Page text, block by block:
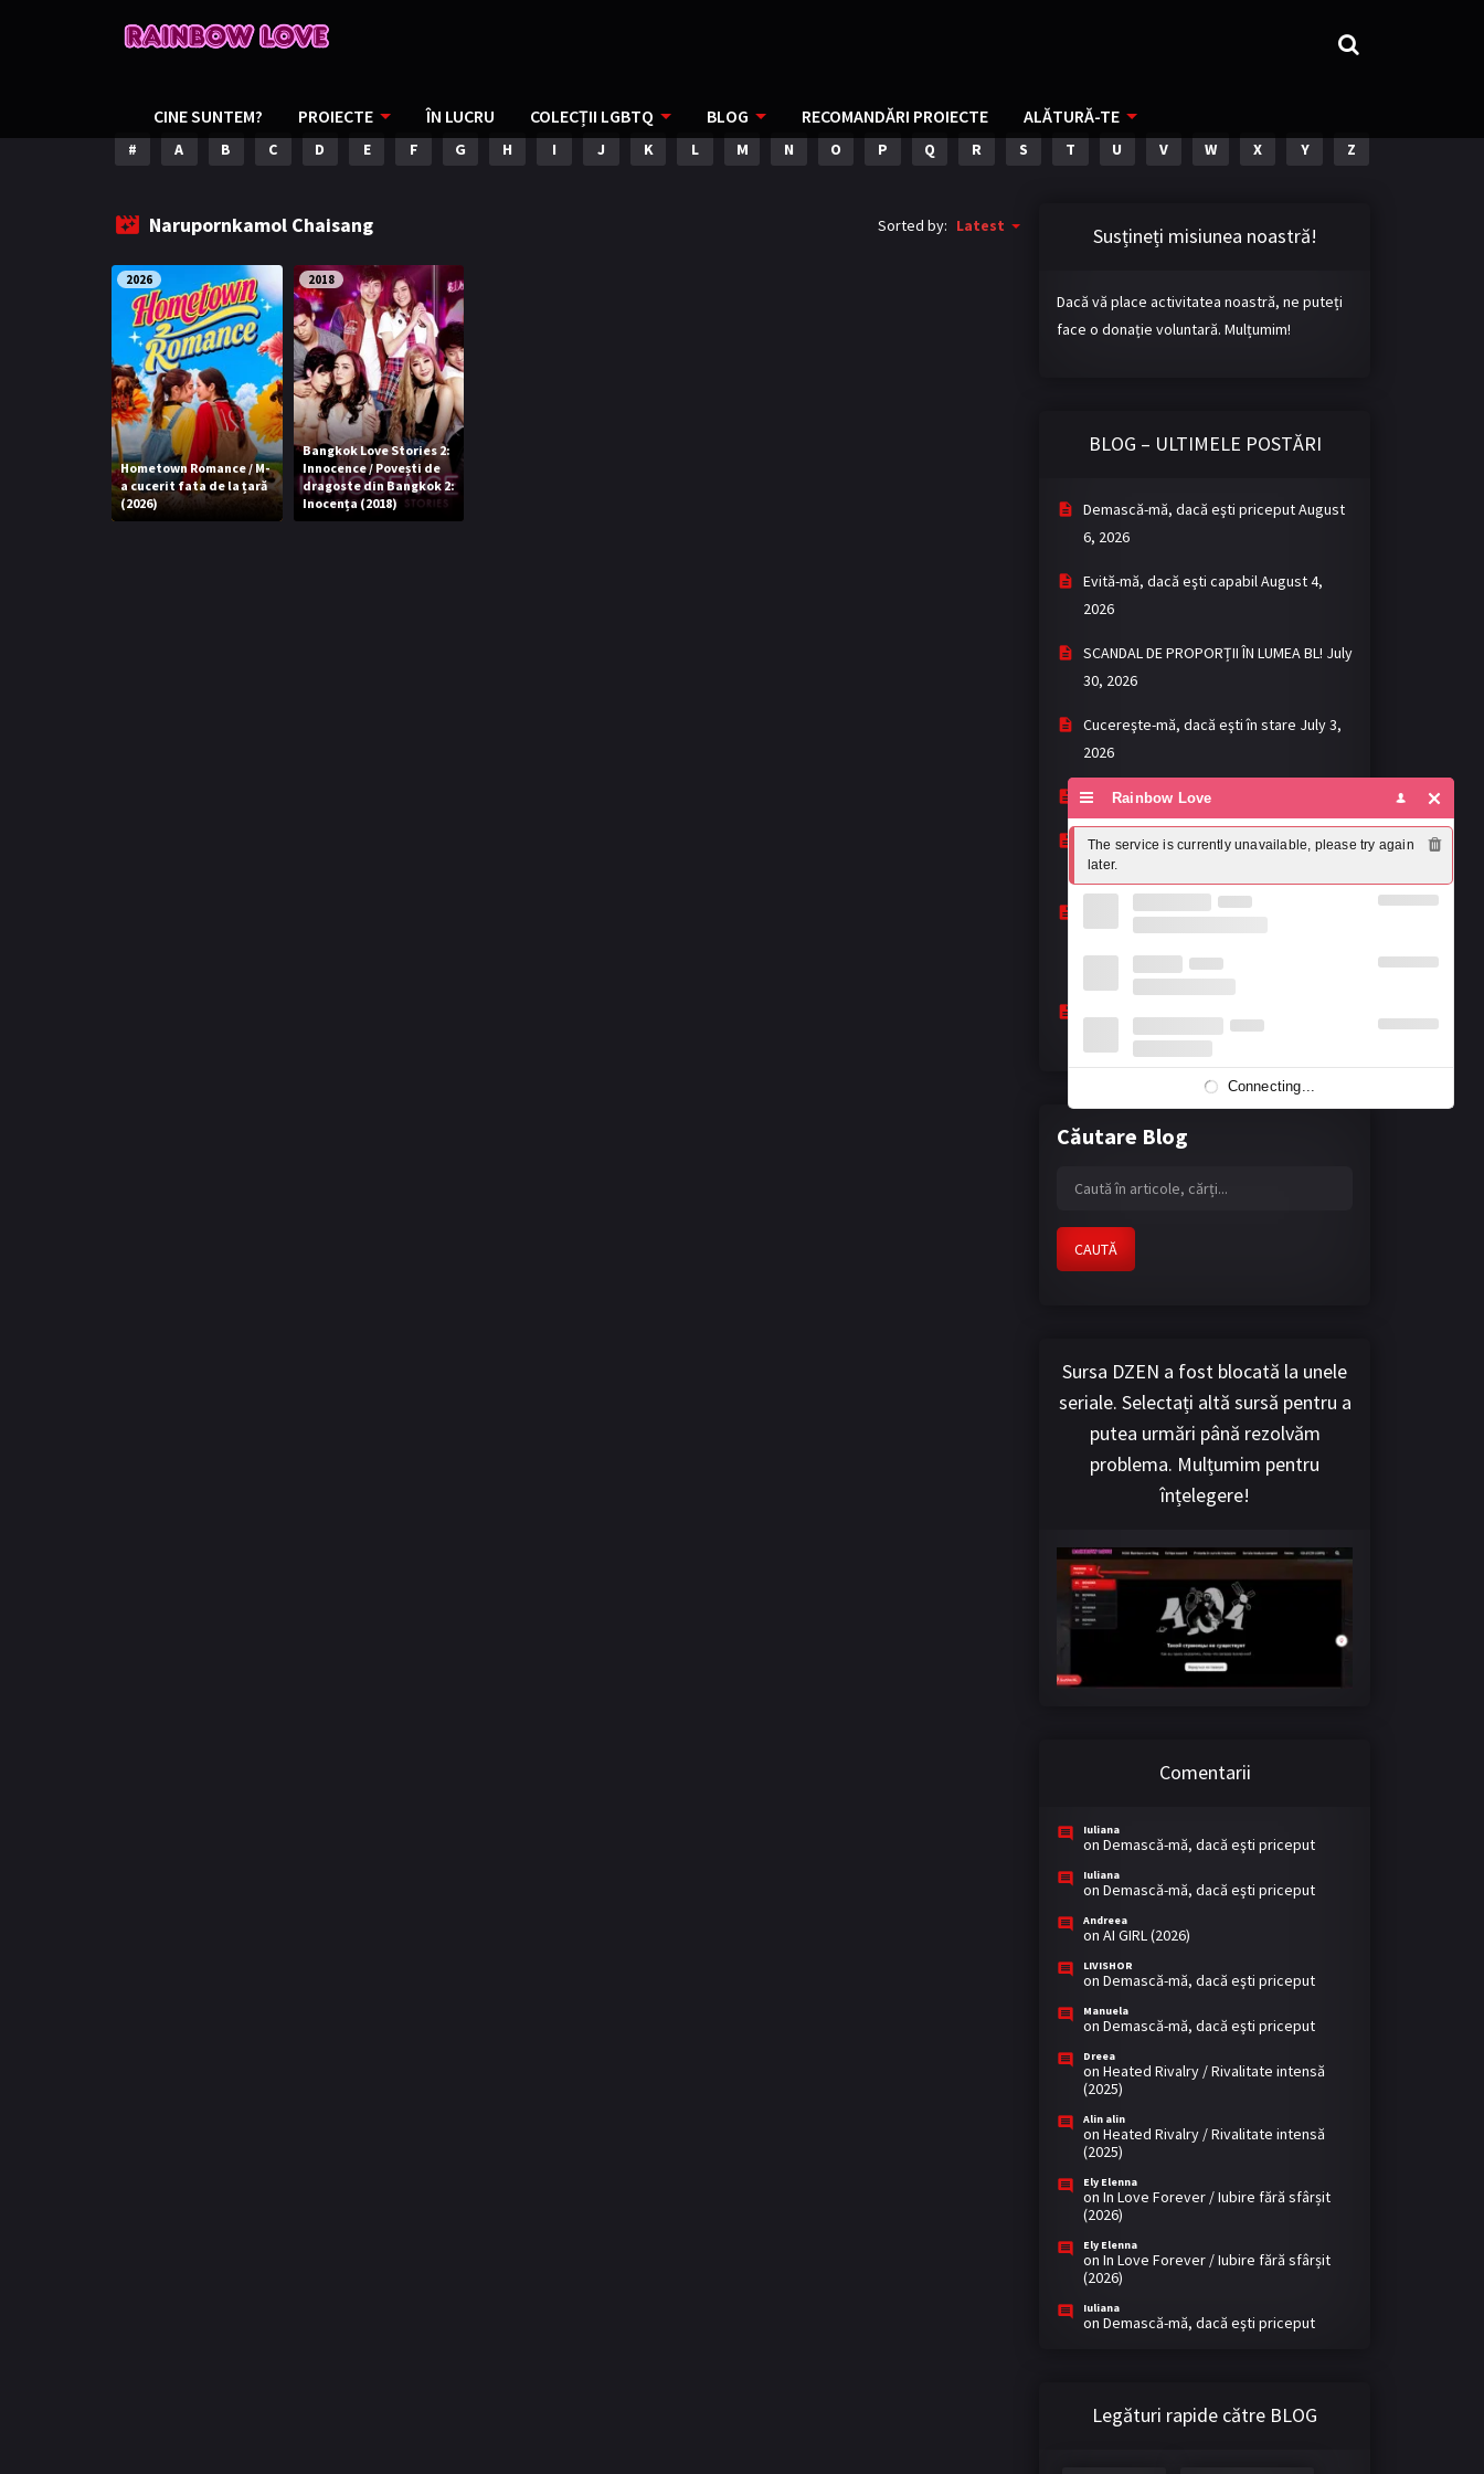
CINE SUNTEM? PROIECTE ÎN LUCRU COLECȚII LGBTQ BLOG RECOMANDĂRI PROIECTE ALĂTURĂ-TE
# A B C D E F G H I J K L M N O P Q R S T U V W X Y Z
Narupornkamol Chaisang Sorted by: Latest
2026
Hometown Romance / M-
a cucerit fata de la țară
(2026)
2018
Bangkok Love Stories 2:
Innocence / Povești de
dragoste din Bangkok 2:
Inocența (2018)
Susțineți misiunea noastră!
Dacă vă place activitatea noastră, ne puteți
face o donație voluntară. Mulțumim!
BLOG – ULTIMELE POSTĂRI
Demască-mă, dacă eşti priceputAugust
6, 2026
Evită-mă, dacă eşti capabilAugust 4,
2026
SCANDAL DE PROPORȚII ÎN LUMEA BL! July
30, 2026
Cucereşte-mă, dacă eşti în stare July 3,
2026
Khemjira - MantraMay 2, 2026
My romance scammer: fără așteptări,
dar cu surprize
Mandee Work: prea buni ca să-i ignori,
prea imperfecți ca să-i lauzi complet
April 19, 2026
April 13, 2026
Căutare Blog
CAUTĂ
Sursa DZEN a fost blocată la unele
seriale. Selectați altă sursă pentru a
putea urmări până rezolvăm
problema. Mulțumim pentru
înțelegere!
Comentarii
Iuliana
on Demască-mă, dacă eşti priceput
Iuliana
on Demască-mă, dacă eşti priceput
Andreea
on AI GIRL (2026)
LIVISHOR
on Demască-mă, dacă eşti priceput
Manuela
on Demască-mă, dacă eşti priceput
Dreea
on Heated Rivalry / Rivalitate intensă
(2025)
Alin alin
on Heated Rivalry / Rivalitate intensă
(2025)
Ely Elenna
on In Love Forever / Iubire fără sfârșit
(2026)
Ely Elenna
on In Love Forever / Iubire fără sfârșit
(2026)
Iuliana
on Demască-mă, dacă eşti priceput
Legături rapide către BLOG
Rainbow Love
The service is currently unavailable, please try again
later.
Connecting...